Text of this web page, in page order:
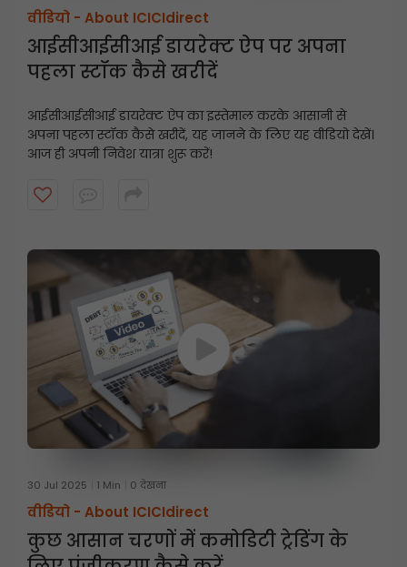
वीडियो - About ICICIdirect
आईसीआईसीआई डायरेक्ट ऐप पर अपना
पहला स्टॉक कैसे खरीदें
आईसीआईसीआई डायरेक्ट ऐप का इस्तेमाल करके आसानी से
अपना पहला स्टॉक कैसे खरीदें, यह जानने के लिए यह वीडियो देखें।
आज ही अपनी निवेश यात्रा शुरू करें!
30 Jul 2025 1 Min 0 देखना
वीडियो - About ICICIdirect
कुछ आसान चरणों में कमोडिटी ट्रेडिंग के